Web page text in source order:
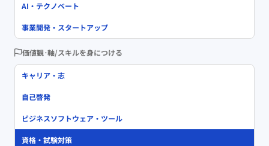
AI・テクノベート
事業開発・スタートアップ
価値観･軸/スキルを身につける
キャリア・志
自己啓発
ビジネスソフトウェア・ツール
資格・試験対策